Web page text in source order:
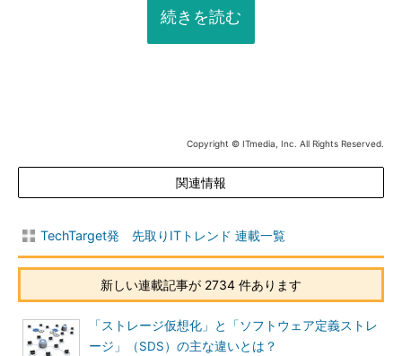
続きを読む
Copyright © ITmedia, Inc. All Rights Reserved.
関連情報
TechTarget発 先取りITトレンド 連載一覧
新しい連載記事が 2734 件あります
「ストレージ仮想化」と「ソフトウェア定義ストレ
ージ」（SDS）の主な違いとは？